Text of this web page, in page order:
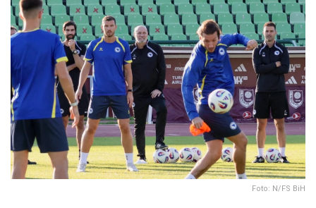
Foto: N/FS BiH